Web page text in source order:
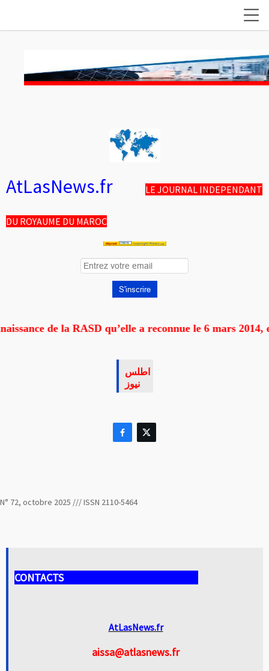
AtLasNews.fr LE JOURNAL INDEPENDANT
DU ROYAUME DU MAROC
de la RASD qu’elle a reconnue le 6 mars
اطلس
نيوز
 
N° 72, octobre 2025 /// ISSN 2110-5464
CONTACTS
AtLasNews.fr
aissa@atlasnews.fr